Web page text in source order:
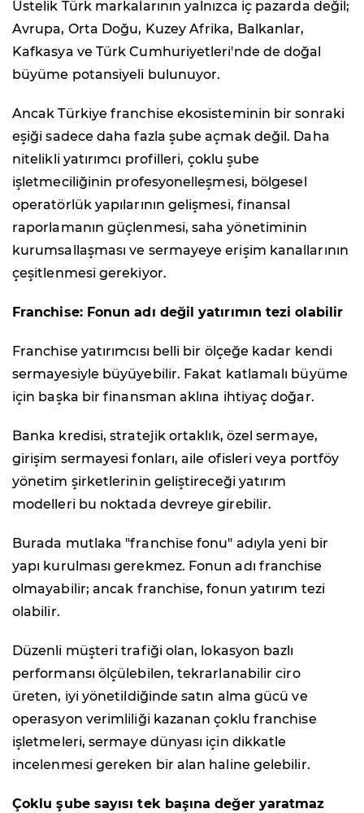
Üstelik Türk markalarının yalnızca iç pazarda değil;
Avrupa, Orta Doğu, Kuzey Afrika, Balkanlar,
Kafkasya ve Türk Cumhuriyetleri'nde de doğal
büyüme potansiyeli bulunuyor.
Ancak Türkiye franchise ekosisteminin bir sonraki
eşiği sadece daha fazla şube açmak değil. Daha
nitelikli yatırımcı profilleri, çoklu şube
işletmeciliğinin profesyonelleşmesi, bölgesel
operatörlük yapılarının gelişmesi, finansal
raporlamanın güçlenmesi, saha yönetiminin
kurumsallaşması ve sermayeye erişim kanallarının
çeşitlenmesi gerekiyor.
Franchise: Fonun adı değil yatırımın tezi olabilir
Franchise yatırımcısı belli bir ölçeğe kadar kendi
sermayesiyle büyüyebilir. Fakat katlamalı büyüme
için başka bir finansman aklına ihtiyaç doğar.
Banka kredisi, stratejik ortaklık, özel sermaye,
girişim sermayesi fonları, aile ofisleri veya portföy
yönetim şirketlerinin geliştireceği yatırım
modelleri bu noktada devreye girebilir.
Burada mutlaka "franchise fonu" adıyla yeni bir
yapı kurulması gerekmez. Fonun adı franchise
olmayabilir; ancak franchise, fonun yatırım tezi
olabilir.
Düzenli müşteri trafiği olan, lokasyon bazlı
performansı ölçülebilen, tekrarlanabilir ciro
üreten, iyi yönetildiğinde satın alma gücü ve
operasyon verimliliği kazanan çoklu franchise
işletmeleri, sermaye dünyası için dikkatle
incelenmesi gereken bir alan haline gelebilir.
Çoklu şube sayısı tek başına değer yaratmaz